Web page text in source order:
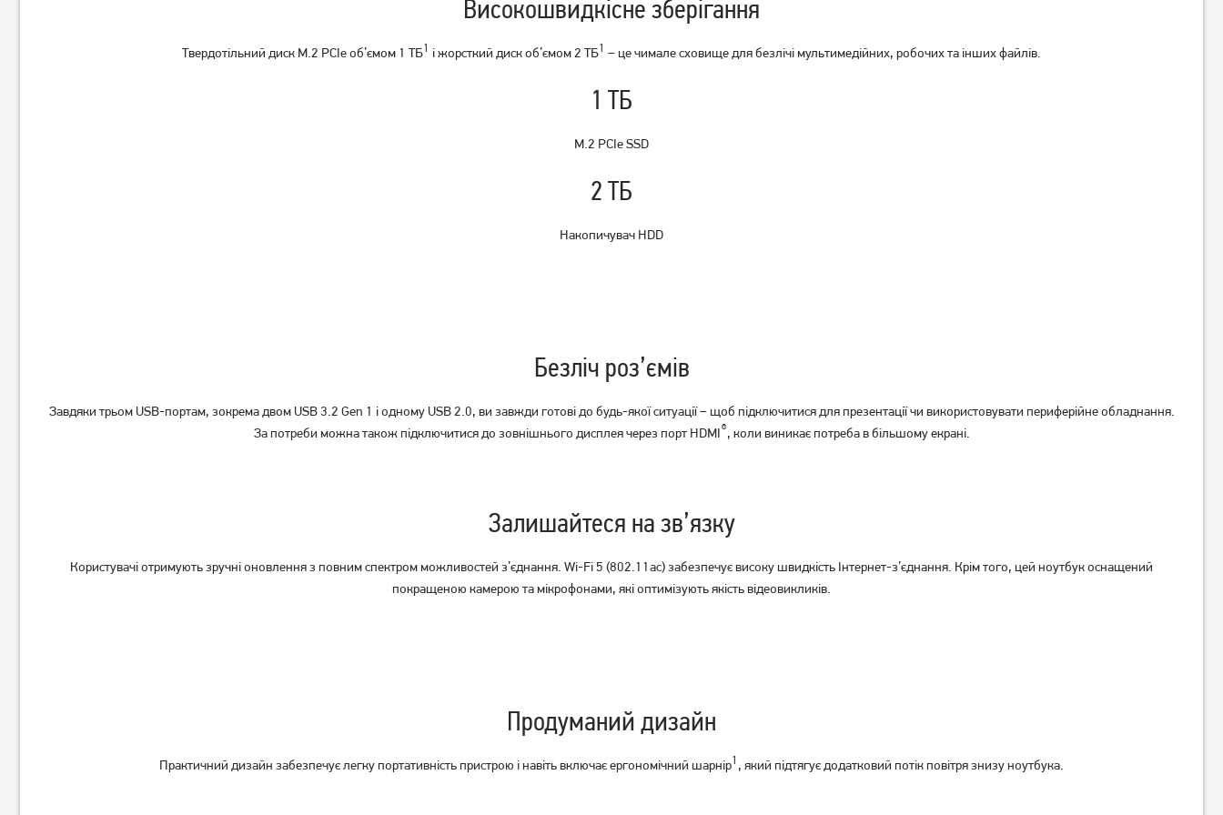
Високошвидкісне зберігання
Твердотільний диск M.2 PCIe об’ємом 1 TБ1 і жорсткий диск об’ємом 2 TБ1 – це чимале сховище для безлічі мультимедійних, робочих та інших файлів.
1 ТБ
M.2 PCIe SSD
2 ТБ
Накопичувач HDD
Безліч роз’ємів
Завдяки трьом USB-портам, зокрема двом USB 3.2 Gen 1 і одному USB 2.0, ви завжди готові до будь-якої ситуації – щоб підключитися для презентації чи використовувати периферійне обладнання.
За потреби можна також підключитися до зовнішнього дисплея через порт HDMI®, коли виникає потреба в більшому екрані.
Залишайтеся на зв’язку
Користувачі отримують зручні оновлення з повним спектром можливостей з’єднання. Wi-Fi 5 (802.11ac) забезпечує високу швидкість Інтернет-з’єднання. Крім того, цей ноутбук оснащений
покращеною камерою та мікрофонами, які оптимізують якість відеовикликів.
Продуманий дизайн
Практичний дизайн забезпечує легку портативність пристрою і навіть включає ергономічний шарнір1 , який підтягує додатковий потік повітря знизу ноутбука.